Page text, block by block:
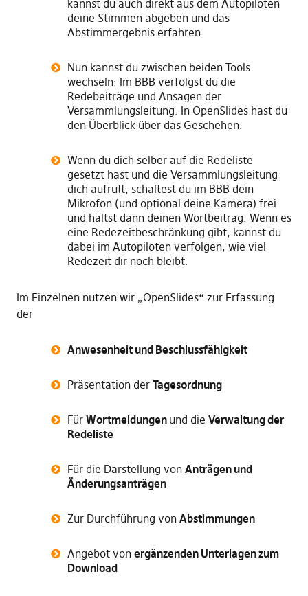
kannst du auch direkt aus dem Autopiloten
deine Stimmen abgeben und das
Abstimmergebnis erfahren.
Nun kannst du zwischen beiden Tools
wechseln: Im BBB verfolgst du die
Redebeiträge und Ansagen der
Versammlungsleitung. In OpenSlides hast du
den Überblick über das Geschehen.
Wenn du dich selber auf die Redeliste
gesetzt hast und die Versammlungsleitung
dich aufruft, schaltest du im BBB dein
Mikrofon (und optional deine Kamera) frei
und hältst dann deinen Wortbeitrag. Wenn es
eine Redezeitbeschränkung gibt, kannst du
dabei im Autopiloten verfolgen, wie viel
Redezeit dir noch bleibt.
Im Einzelnen nutzen wir „OpenSlides“ zur Erfassung
der
Anwesenheit und Beschlussfähigkeit
Präsentation der Tagesordnung
Für Wortmeldungen und die Verwaltung der
Redeliste
Für die Darstellung von Anträgen und
Änderungsanträgen
Zur Durchführung von Abstimmungen
Angebot von ergänzenden Unterlagen zum
Download